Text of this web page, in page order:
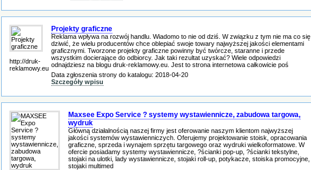
http://druk-
reklamowy.eu
Projekty graficzne
Reklama wpływa na rozwój handlu. Wiadomo to nie od dziś. W związku z tym nie ma co się
dziwić, że wielu producentów chce oblepiać swoje towary najwyższej jakości elementami
graficznymi. Tworzone projekty graficzne powinny być twórcze, staranne i przede
wszystkim docierające do odbiorcy. Jak taki rezultat uzyskać? Wiele odpowiedzi
odnajdziesz na blogu druk-reklamowy.eu. Jest to strona internetowa całkowicie poś
Data zgłoszenia strony do katalogu: 2018-04-20
Szczegóły wpisu
Maxsee Expo Service ? systemy wystawiennicze, zabudowa targowa,
wydruk
Główną działalnością naszej firmy jest oferowanie naszym klientom najwyższej
jakości systemów wystawienniczych. Oferujemy projektowanie stoisk, opracowania
graficzne, sprzeda i wynajem sprzętu targowego oraz wydruki wielkoformatowe. W
ofercie posiadamy systemy wystawiennicze, ?ścianki pop-up, ?ścianki tekstylne,
stojaki na ulotki, lady wystawiennicze, stojaki roll-up, potykacze, stoiska promocyjne,
stojaki multimed